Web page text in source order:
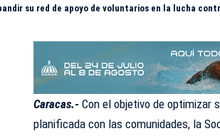
su red de apoyo de voluntarios en la lucha
Caracas.-Con el objetivo de optimizar
planificada con las comunidades, la